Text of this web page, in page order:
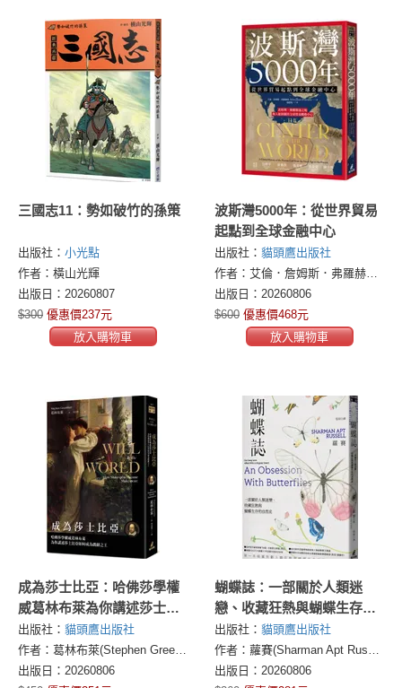
三國志11：勢如破竹的孫策
出版社： 小光點
作者：橫山光輝
出版日：20260807
$300 優惠價237元
放入購物車
波斯灣5000年：從世界貿易
起點到全球金融中心
出版社： 貓頭鷹出版社
作者：艾倫．詹姆斯．弗羅赫茲(Allen James Fromherz)
出版日：20260806
$600 優惠價468元
放入購物車
成為莎士比亞：哈佛莎學權
威葛林布萊為你講述莎士比
亞如何成為戲劇之王
出版社： 貓頭鷹出版社
作者：葛林布萊(Stephen Greenblatt)
出版日：20260806
蝴蝶誌：一部關於人類迷
戀、收藏狂熱與蝴蝶生存的
自然史
出版社： 貓頭鷹出版社
作者：蘿賽(Sharman Apt Russell)
出版日：20260806